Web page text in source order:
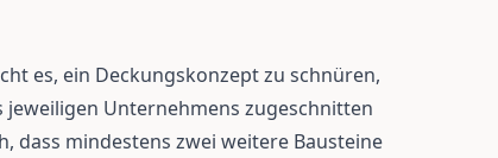
es, ein Deckungskonzept zu schnüren,
jeweiligen Unternehmens zugeschnitten
dass mindestens zwei weitere Bausteine